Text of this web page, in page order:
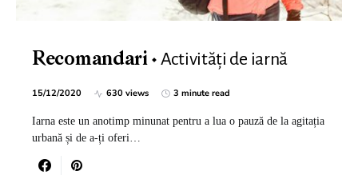
Recomandari Activități de iarnă
15/12/2020 630 views 3 minute read
Iarna este un anotimp minunat pentru a lua o pauză de la agitația
urbană și de a-ți oferi…